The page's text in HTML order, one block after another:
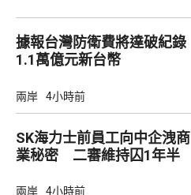
據報台灣防衛費將達破紀錄
1.1萬億元新台幣
兩岸 4小時前
SK海力士前員工向中企洩商
業秘密 二審維持囚1年半
兩岸 4小時前